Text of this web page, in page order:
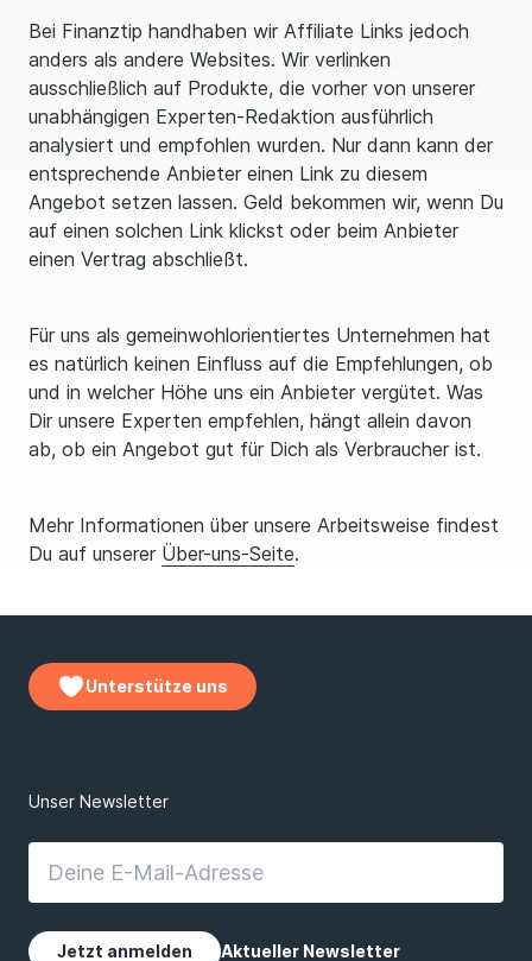
Bei Finanztip handhaben wir Affiliate Links jedoch
anders als andere Websites. Wir verlinken
ausschließlich auf Produkte, die vorher von unserer
unabhängigen Experten-Redaktion ausführlich
analysiert und empfohlen wurden. Nur dann kann der
entsprechende Anbieter einen Link zu diesem
Angebot setzen lassen. Geld bekommen wir, wenn Du
auf einen solchen Link klickst oder beim Anbieter
einen Vertrag abschließt.
Für uns als gemeinwohlorientiertes Unternehmen hat
es natürlich keinen Einfluss auf die Empfehlungen, ob
und in welcher Höhe uns ein Anbieter vergütet. Was
Dir unsere Experten empfehlen, hängt allein davon
ab, ob ein Angebot gut für Dich als Verbraucher ist.
Mehr Informationen über unsere Arbeitsweise findest
Du auf unserer Über-uns-Seite.
Unterstütze uns